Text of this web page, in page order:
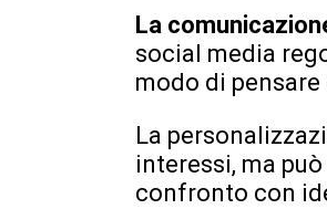
La
social media
modo di
La
interessi, ma
confronto con